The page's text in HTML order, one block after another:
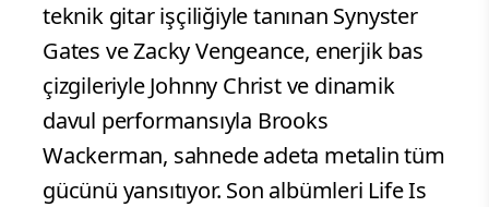
teknik gitar işçiliğiyle tanınan Synyster
Gates ve Zacky Vengeance, enerjik bas
çizgileriyle Johnny Christ ve dinamik
davul performansıyla Brooks
Wackerman, sahnede adeta metalin tüm
gücünü yansıtıyor. Son albümleri Life Is